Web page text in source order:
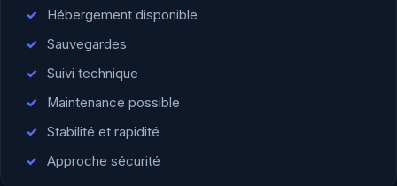
Hébergement disponible
Sauvegardes
Suivi technique
Maintenance possible
Stabilité et rapidité
Approche sécurité